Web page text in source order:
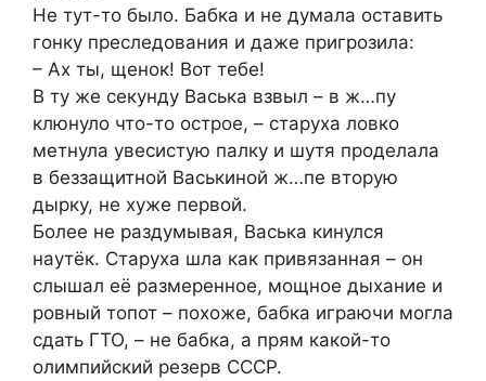
Не тут-то было. Бабка и не думала оставить
гонку преследования и даже пригрозила:
– Ах ты, щенок! Вот тебе!
В ту же секунду Васька взвыл – в ж…пу
клюнуло что-то острое, – старуха ловко
метнула увесистую палку и шутя проделала
в беззащитной Васькиной ж…пе вторую
дырку, не хуже первой.
Более не раздумывая, Васька кинулся
наутёк. Старуха шла как привязанная – он
слышал её размеренное, мощное дыхание и
ровный топот – похоже, бабка играючи могла
сдать ГТО, – не бабка, а прям какой-то
олимпийский резерв СССР.